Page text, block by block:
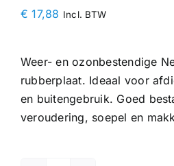
€ 17,88 Incl. BTW
Weer- en ozonbestendige
rubberplaat. Ideaal voor
en buitengebruik. Goed
veroudering, soepel en